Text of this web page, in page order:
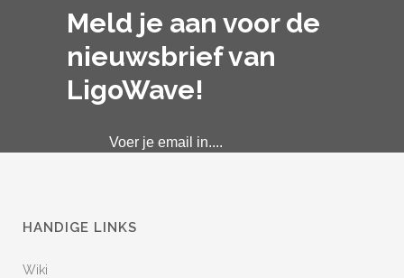
Meld je aan voor de
nieuwsbrief van
LigoWave!
HANDIGE LINKS
Wiki